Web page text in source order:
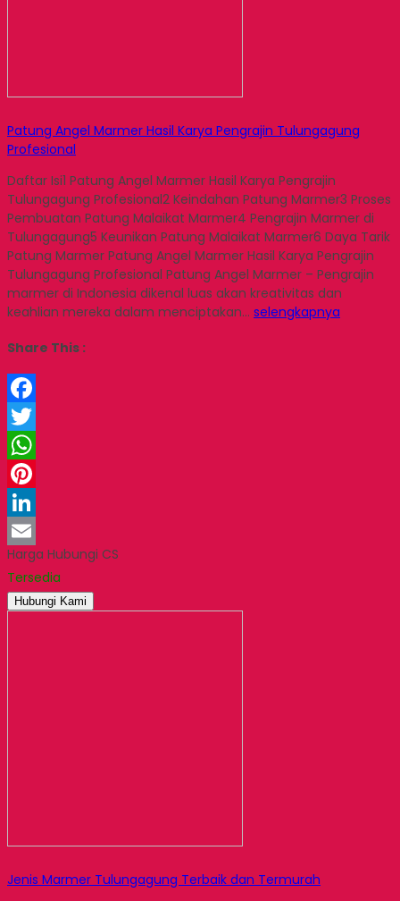
Patung Angel Marmer Hasil Karya Pengrajin Tulungagung
Profesional
Daftar Isi1 Patung Angel Marmer Hasil Karya Pengrajin
Tulungagung Profesional2 Keindahan Patung Marmer3 Proses
Pembuatan Patung Malaikat Marmer4 Pengrajin Marmer di
Tulungagung5 Keunikan Patung Malaikat Marmer6 Daya Tarik
Patung Marmer Patung Angel Marmer Hasil Karya Pengrajin
Tulungagung Profesional Patung Angel Marmer – Pengrajin
marmer di Indonesia dikenal luas akan kreativitas dan
keahlian mereka dalam menciptakan… selengkapnya
Share This :
Facebook
Twitter
WhatsApp
Pinterest
LinkedIn
Email
Harga Hubungi CS
Tersedia
Hubungi Kami
Jenis Marmer Tulungagung Terbaik dan Termurah